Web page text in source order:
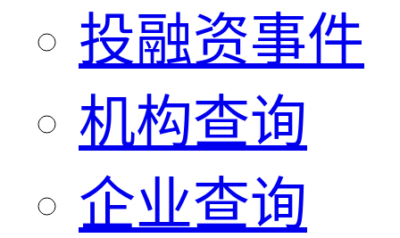
投融资事件
机构查询
企业查询